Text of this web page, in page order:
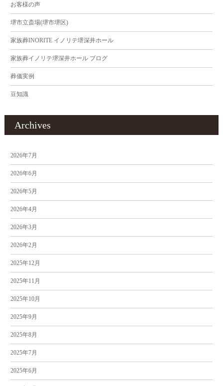
お客様の声
堺市立斎場(堺市堺区)
家族葬INORITE イノリテ堺深井ホール
家族葬イノリテ堺深井ホール ブログ
葬儀実例
豆知識
Archives
2026年7月
2026年6月
2026年5月
2026年4月
2026年3月
2026年2月
2025年12月
2025年11月
2025年10月
2025年9月
2025年8月
2025年7月
2025年6月